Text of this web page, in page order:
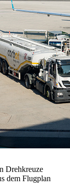
Drehkreuze
dem Flugplan